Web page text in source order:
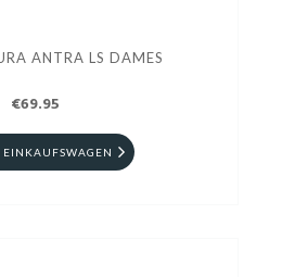
ANTRA LS DAMES
€69.95
EINKAUFSWAGEN